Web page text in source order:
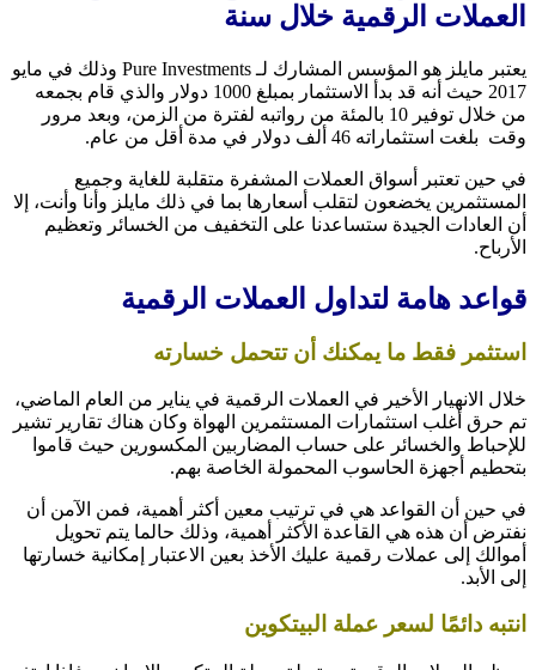
العملات الرقمية خلال سنة
يعتبر مايلز هو المؤسس المشارك لـ Pure Investments وذلك في مايو
2017 حيث أنه قد بدأ الاستثمار بمبلغ 1000 دولار والذي قام بجمعه
من خلال توفير 10 بالمئة من رواتبه لفترة من الزمن، وبعد مرور
وقت بلغت استثماراته 46 ألف دولار في مدة أقل من عام.
في حين تعتبر أسواق العملات المشفرة متقلبة للغاية وجميع
المستثمرين يخضعون لتقلب أسعارها بما في ذلك مايلز وأنا وأنت، إلا
أن العادات الجيدة ستساعدنا على التخفيف من الخسائر وتعظيم
الأرباح.
قواعد هامة لتداول العملات الرقمية
استثمر فقط ما يمكنك أن تتحمل خسارته
خلال الانهيار الأخير في العملات الرقمية في يناير من العام الماضي،
تم حرق أغلب استثمارات المستثمرين الهواة وكان هناك تقارير تشير
للإحباط والخسائر على حساب المضاربين المكسورين حيث قاموا
بتحطيم أجهزة الحاسوب المحمولة الخاصة بهم.
في حين أن القواعد هي في ترتيب معين أكثر أهمية، فمن الآمن أن
نفترض أن هذه هي القاعدة الأكثر أهمية، وذلك حالما يتم تحويل
أموالك إلى عملات رقمية عليك الأخذ بعين الاعتبار إمكانية خسارتها
إلى الأبد.
انتبه دائمًا لسعر عملة البيتكوين